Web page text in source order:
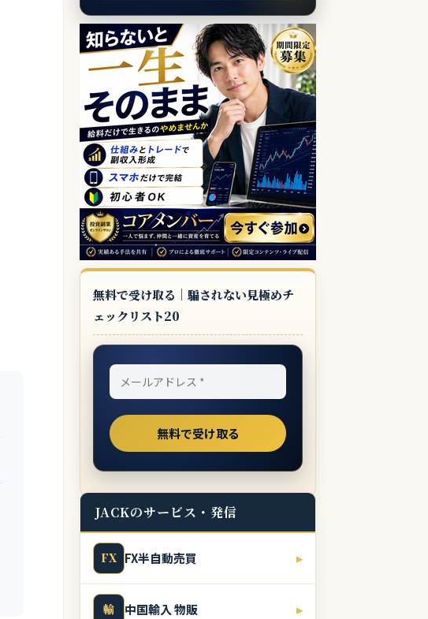
無料で受け取る｜騙されない見極めチ
ェックリスト20
JACKのサービス・発信
FX FX半自動売買 ▸
輸 中国輸入 物販 ▸